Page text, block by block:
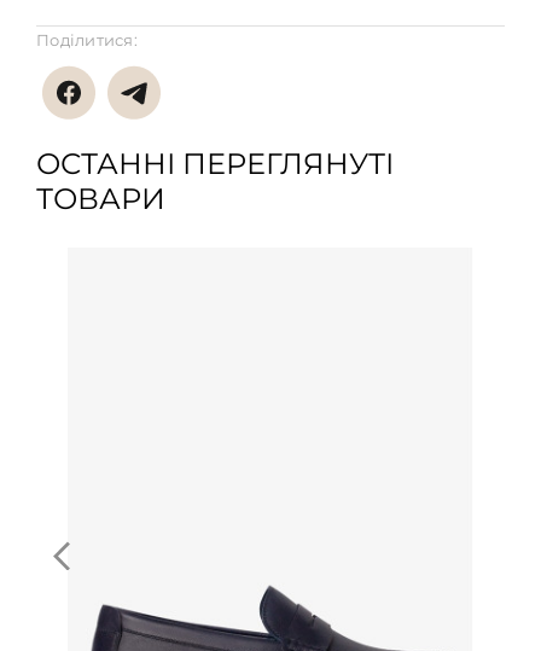
Поділитися:
ОСТАННІ ПЕРЕГЛЯНУТІ
ТОВАРИ